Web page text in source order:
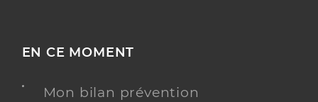
EN CE MOMENT
Mon bilan prévention